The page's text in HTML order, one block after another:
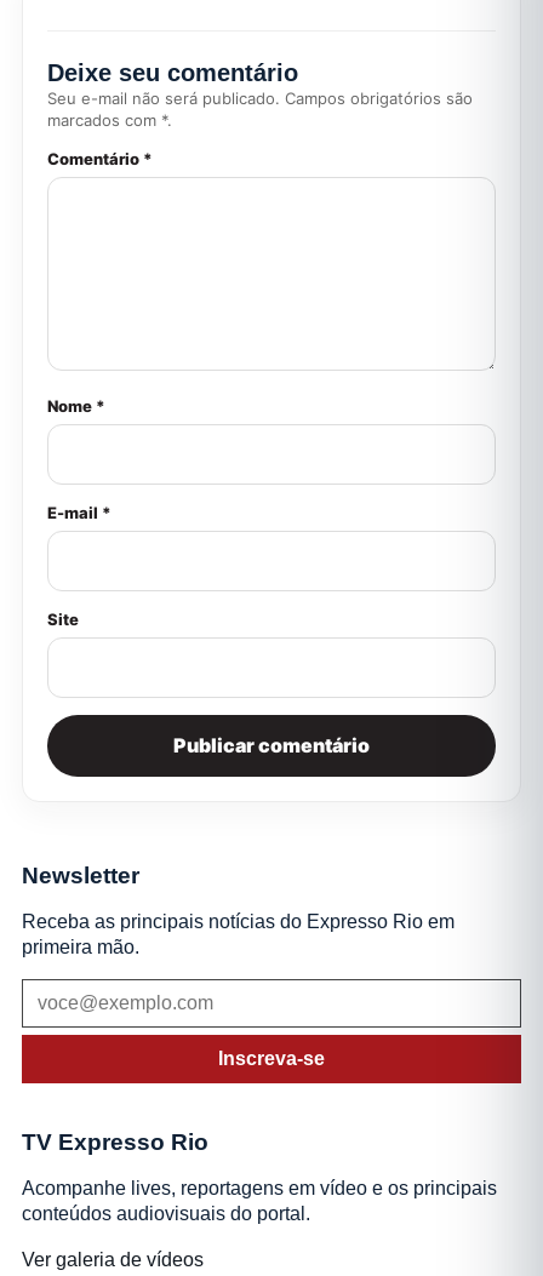
Deixe seu comentário
Seu e-mail não será publicado. Campos obrigatórios são
marcados com *.
Comentário *
Nome *
E-mail *
Site
Newsletter
Receba as principais notícias do Expresso Rio em
primeira mão.
Inscreva-se
TV Expresso Rio
Acompanhe lives, reportagens em vídeo e os principais
conteúdos audiovisuais do portal.
Ver galeria de vídeos